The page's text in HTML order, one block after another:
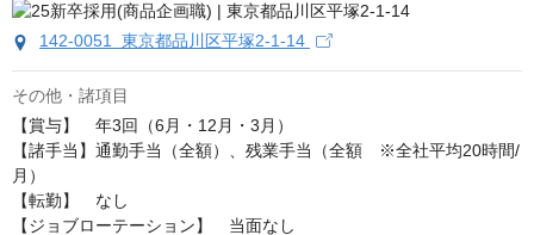
142-0051 東京都品川区平塚2-1-14
その他・諸項目
【賞与】　年3回（6月・12月・3月）
【諸手当】通勤手当（全額）、残業手当（全額　※全社平均20時間/
月）
【転勤】　なし
【ジョブローテーション】　当面なし